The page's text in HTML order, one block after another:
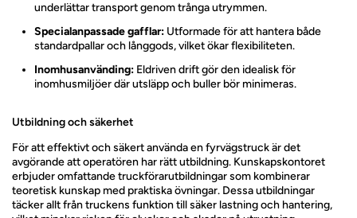
underlättar transport genom trånga utrymmen.
Specialanpassade gafflar: Utformade för att hantera både
standardpallar och långgods, vilket ökar flexibiliteten.
Inomhusanvänding: Eldriven drift gör den idealisk för
inomhusmiljöer där utsläpp och buller bör minimeras.
Utbildning och säkerhet
För att effektivt och säkert använda en fyrvägstruck är det
avgörande att operatören har rätt utbildning. Kunskapskontoret
erbjuder omfattande truckförarutbildningar som kombinerar
teoretisk kunskap med praktiska övningar. Dessa utbildningar
täcker allt från truckens funktion till säker lastning och hantering,